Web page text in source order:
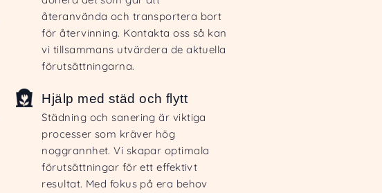
återanvända och transportera bort
för återvinning. Kontakta oss så kan
vi tillsammans utvärdera de aktuella
förutsättningarna.
Hjälp med städ och flytt
Städning och sanering är viktiga
processer som kräver hög
noggrannhet. Vi skapar optimala
förutsättningar för ett effektivt
resultat. Med fokus på era behov